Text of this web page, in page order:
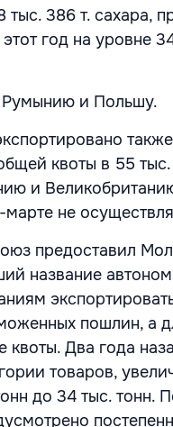
386 т. сахара,
год на уровне
Румынию и Польшу.
также
квоты в 55
и
не
предоставил
название
пошлин, а
квоты. Два года
товаров,
до 34 тыс. тонн.